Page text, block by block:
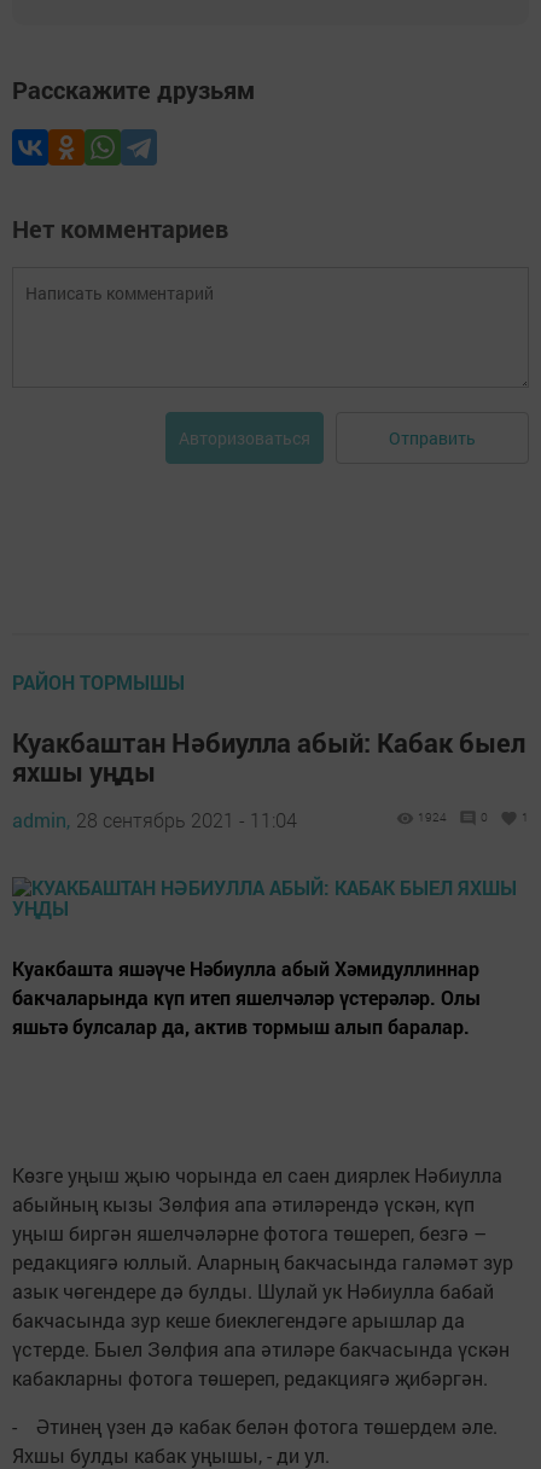
Расскажите друзьям
Нет комментариев
Авторизоваться Отправить
РАЙОН ТОРМЫШЫ
Куакбаштан Нәбиулла абый: Кабак быел
яхшы уңды
admin, 28 сентябрь 2021 - 11:04 1924 0 1
Куакбашта яшәүче Нәбиулла абый Хәмидуллиннар
бакчаларында күп итеп яшелчәләр үстерәләр. Олы
яшьтә булсалар да, актив тормыш алып баралар.
Көзге уңыш җыю чорында ел саен диярлек Нәбиулла
абыйның кызы Зөлфия апа әтиләрендә үскән, күп
уңыш биргән яшелчәләрне фотога төшереп, безгә –
редакциягә юллый. Аларның бакчасында галәмәт зур
азык чөгендере дә булды. Шулай ук Нәбиулла бабай
бакчасында зур кеше биеклегендәге арышлар да
үстерде. Быел Зөлфия апа әтиләре бакчасында үскән
кабакларны фотога төшереп, редакциягә җибәргән.
- Әтинең үзен дә кабак белән фотога төшердем әле.
Яхшы булды кабак уңышы, - ди ул.